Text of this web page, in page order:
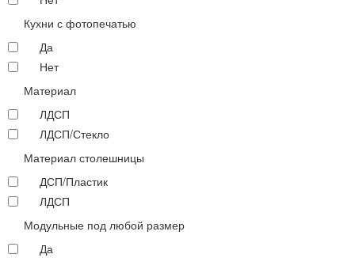
Кухни с фотопечатью
Да
Нет
Материал
ЛДСП
ЛДСП/Стекло
Материал столешницы
ДСП/Пластик
ЛДСП
Модульные под любой размер
Да